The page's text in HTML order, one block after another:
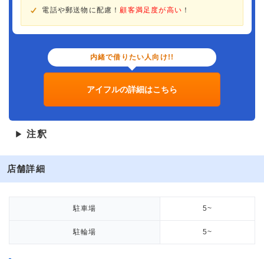
電話や郵送物に配慮！顧客満足度が高い ！
内緒で借りたい人向け!!
アイフルの詳細はこちら
▶ 注釈
店舗詳細
駐車場 5~
駐輪場 5~